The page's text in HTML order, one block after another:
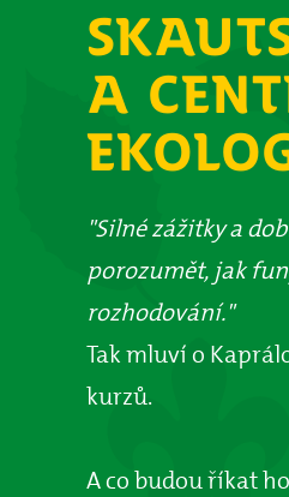
A
"Silné zážitky a
porozumět, jak
rozhodování."
Tak mluví o
kurzů.
A co budou říkat